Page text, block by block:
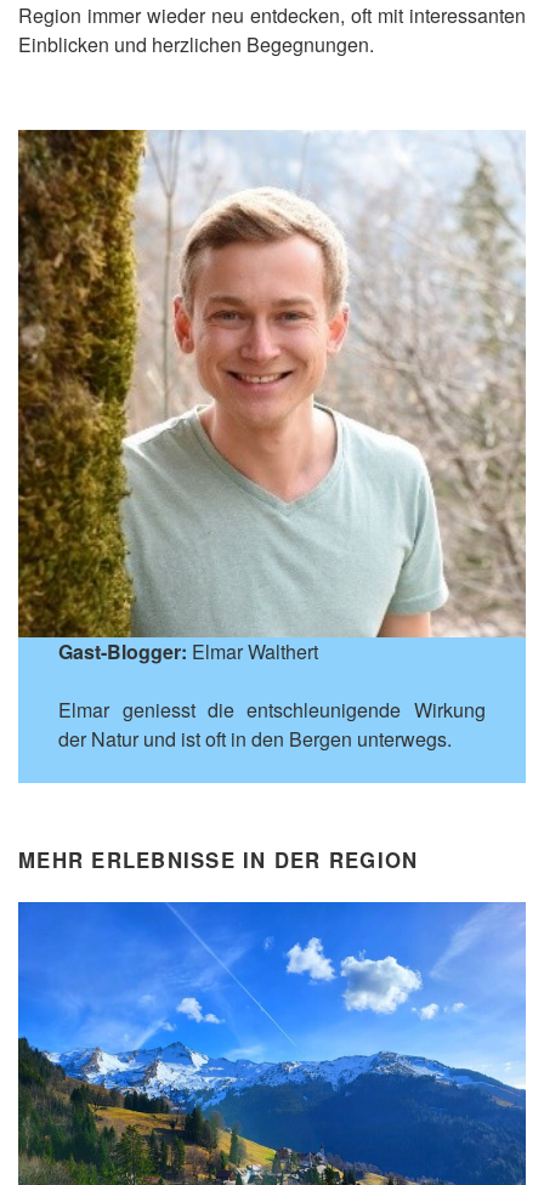
Region immer wieder neu entdecken, oft mit interessanten
Einblicken und herzlichen Begegnungen.
Gast-Blogger: Elmar Walthert
Elmar geniesst die entschleunigende Wirkung
der Natur und ist oft in den Bergen unterwegs.
MEHR ERLEBNISSE IN DER REGION